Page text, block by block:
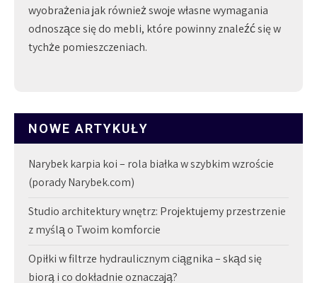
wyobrażenia jak również swoje własne wymagania
odnoszące się do mebli, które powinny znaleźć się w
tychże pomieszczeniach.
NOWE ARTYKUŁY
Narybek karpia koi – rola białka w szybkim wzroście
(porady Narybek.com)
Studio architektury wnętrz: Projektujemy przestrzenie
z myślą o Twoim komforcie
Opiłki w filtrze hydraulicznym ciągnika – skąd się
biorą i co dokładnie oznaczają?